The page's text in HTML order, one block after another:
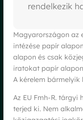
rendelkezik
Magyarországon az
intézése papír
alapon és csak
iratokat papír
A kérelem
Az EU Fmh-R. tárgyi
terjed ki. Nem